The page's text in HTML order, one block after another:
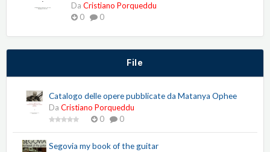
Da Cristiano Porqueddu
0
0
File
Catalogo delle opere pubblicate da Matanya Ophee
Da Cristiano Porqueddu
0
0
Segovia my book of the guitar